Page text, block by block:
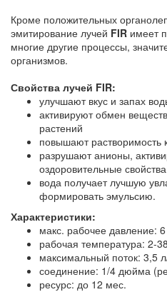
Кроме положительных
эмитирование лучей FIR имеет
многие другие процессы,
организмов.
Свойства лучей FIR:
улучшают вкус и запах
активируют обмен
растений
повышают растворимость
разрушают анионы,
оздоровительные
вода получает лучшую
формировать эмульсию.
Характеристики:
макс. рабочее давление:
рабочая температура: 2-
максимальный поток: 3,5
соединение: 1/4 дюйма
ресурс: до 12 мес.